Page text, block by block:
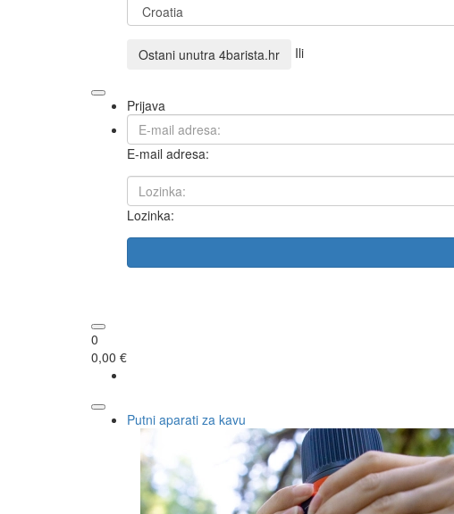
Ostani unutra 4barista.hr Ili
Prijava
E-mail adresa:
Lozinka:
0
0,00 €
Putni aparati za kavu